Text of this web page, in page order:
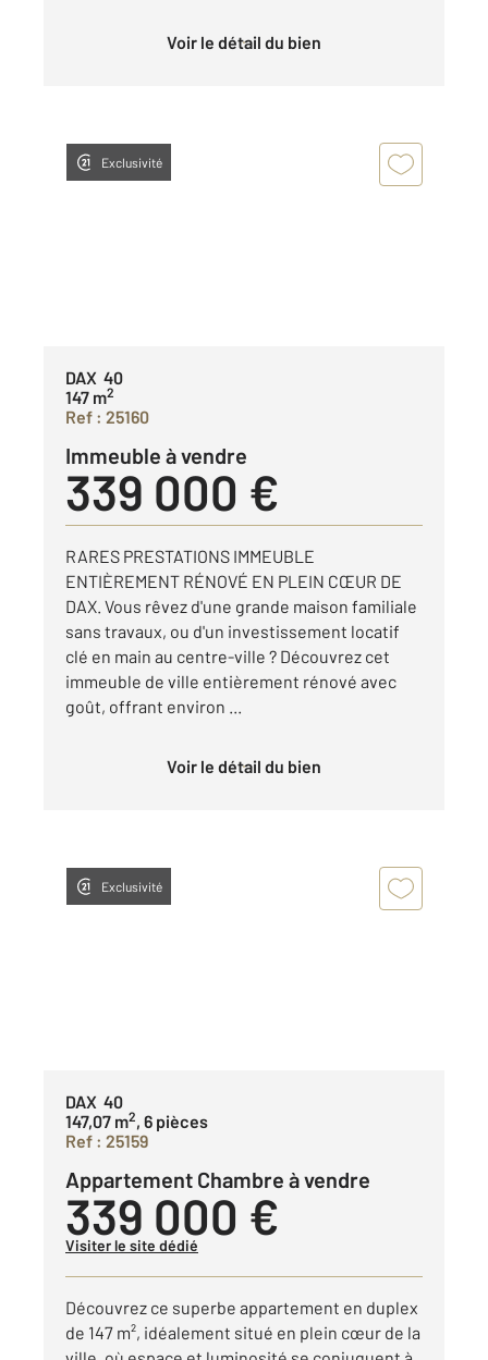
Voir le détail du bien
Exclusivité
DAX 40
147 m2
Ref : 25160
Immeuble à vendre
339 000 €
RARES PRESTATIONS IMMEUBLE
ENTIÈREMENT RÉNOVÉ EN PLEIN CŒUR DE
DAX. Vous rêvez d'une grande maison familiale
sans travaux, ou d'un investissement locatif
clé en main au centre-ville ? Découvrez cet
immeuble de ville entièrement rénové avec
goût, offrant environ ...
Voir le détail du bien
Exclusivité
DAX 40
147,07 m2, 6 pièces
Ref : 25159
Appartement Chambre à vendre
339 000 €
Visiter le site dédié
Découvrez ce superbe appartement en duplex
de 147 m², idéalement situé en plein cœur de la